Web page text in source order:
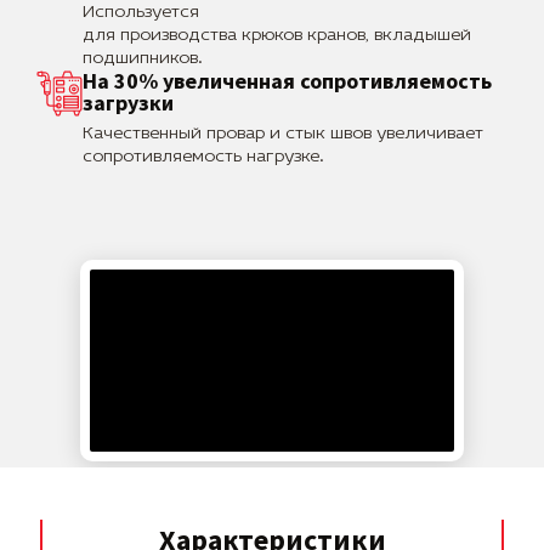
Используется
для производства крюков кранов, вкладышей
подшипников.
На 30% увеличенная сопротивляемость
загрузки
Качественный провар и стык швов увеличивает
сопротивляемость нагрузке.
Характеристики